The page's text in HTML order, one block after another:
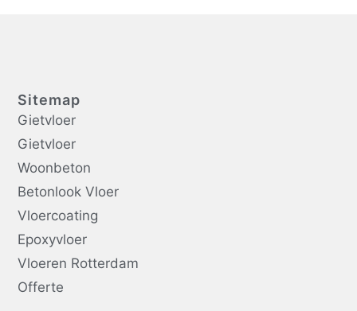
Sitemap
Gietvloer
Gietvloer
Woonbeton
Betonlook Vloer
Vloercoating
Epoxyvloer
Vloeren Rotterdam
Offerte